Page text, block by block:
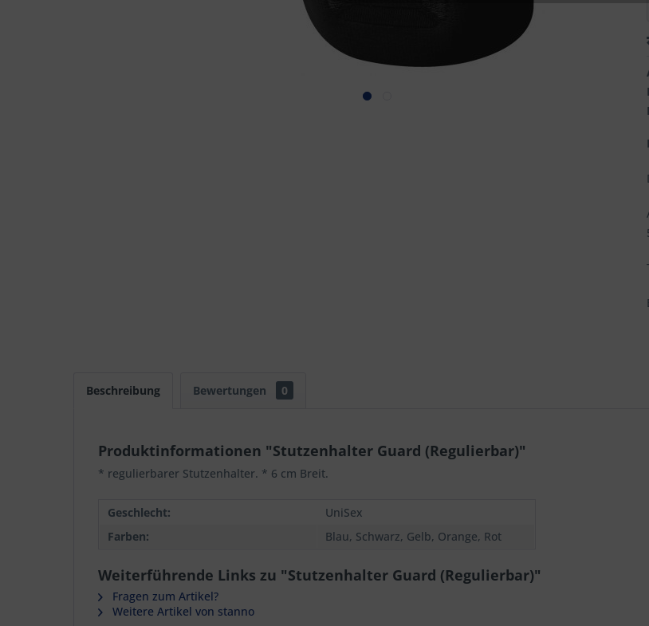
Beschreibung Bewertungen 0
Produktinformationen "Stutzenhalter Guard (Regulierbar)"
* regulierbarer Stutzenhalter. * 6 cm Breit.
Geschlecht:
UniSex
Farben:
Blau, Schwarz, Gelb, Orange, Rot
Weiterführende Links zu "Stutzenhalter Guard (Regulierbar)"
Fragen zum Artikel?
Weitere Artikel von stanno